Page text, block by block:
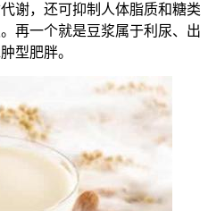
谢，还可抑制人体脂质和糖类
再一个就是豆浆属于利尿、出
型肥胖。